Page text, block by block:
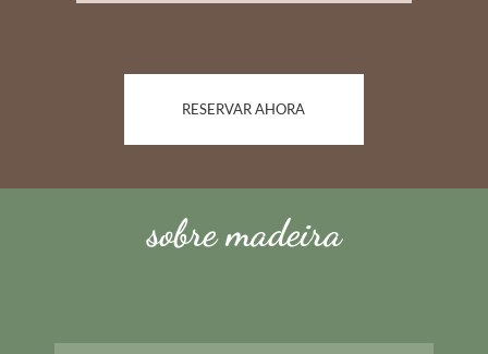
RESERVAR AHORA
sobre madeira